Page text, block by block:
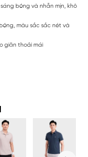
bóng và nhẵn mịn, khô
màu sắc sắc nét và
giãn thoải mái